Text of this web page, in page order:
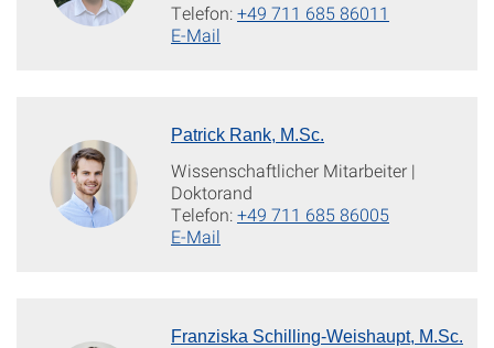
Telefon:+49 711 685 86011
E-Mail
Patrick Rank, M.Sc.
Wissenschaftlicher Mitarbeiter |
Doktorand
Telefon:+49 711 685 86005
E-Mail
Franziska Schilling-Weishaupt, M.Sc.